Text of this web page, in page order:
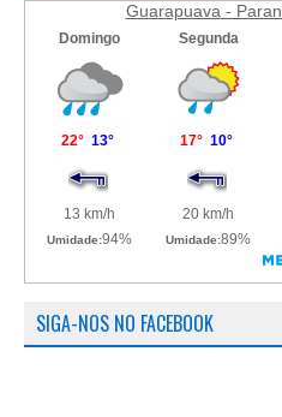
Guarapuava -
SIGA-NOS NO FACEBOOK